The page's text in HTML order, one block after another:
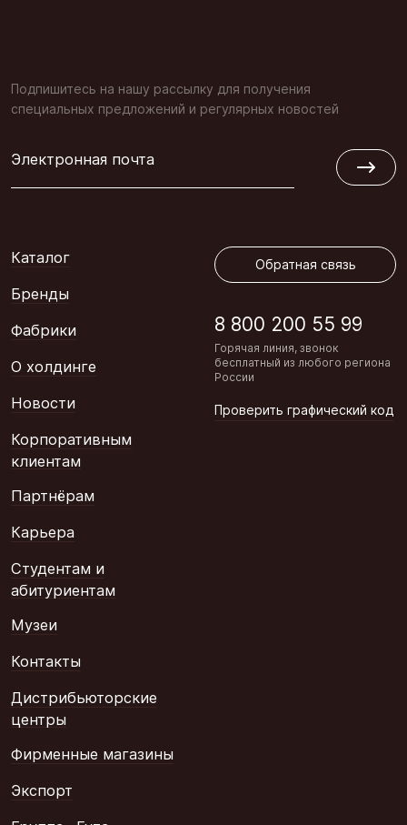
Подпишитесь на нашу рассылку для получения
специальных предложений и регулярных новостей
Электронная почта
Каталог
Бренды
Фабрики
О холдинге
Новости
Корпоративным
клиентам
Партнёрам
Карьера
Студентам и
абитуриентам
Музеи
Контакты
Дистрибьюторские
центры
Фирменные магазины
Экспорт
Обратная связь
8 800 200 55 99
Горячая линия, звонок
бесплатный из любого региона
России
Проверить графический код